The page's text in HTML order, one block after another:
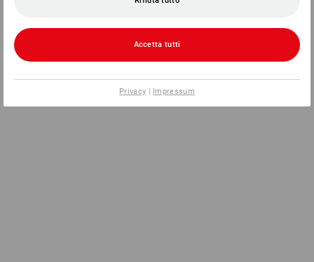
Accetta tutti
Privacy | Impressum